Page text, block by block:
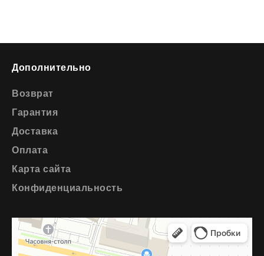
Дополнительно
Возврат
Гарантия
Доставка
Оплата
Карта сайта
Конфиденциальность